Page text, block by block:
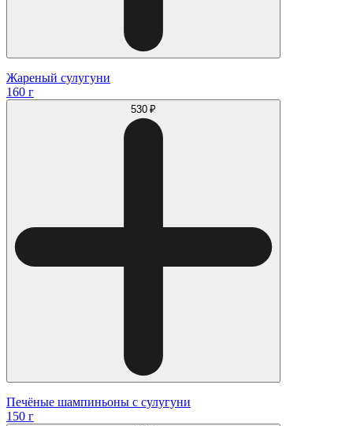
Жареный сулугуни
160 г
530 ₽
Печёные шампиньоны с сулугуни
150 г